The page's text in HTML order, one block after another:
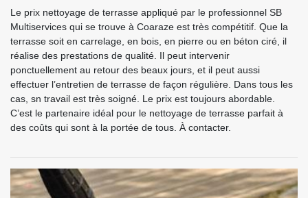
Le prix nettoyage de terrasse appliqué par le professionnel SB
Multiservices qui se trouve à Coaraze est très compétitif. Que la
terrasse soit en carrelage, en bois, en pierre ou en béton ciré, il
réalise des prestations de qualité. Il peut intervenir
ponctuellement au retour des beaux jours, et il peut aussi
effectuer l’entretien de terrasse de façon régulière. Dans tous les
cas, sn travail est très soigné. Le prix est toujours abordable.
C’est le partenaire idéal pour le nettoyage de terrasse parfait à
des coûts qui sont à la portée de tous. À contacter.